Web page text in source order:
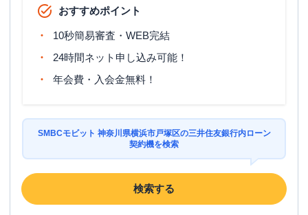
おすすめポイント
10秒簡易審査・WEB完結
24時間ネット申し込み可能！
年会費・入会金無料！
SMBCモビット 神奈川県横浜市戸塚区の三井住友銀行内ローン
契約機を検索
検索する